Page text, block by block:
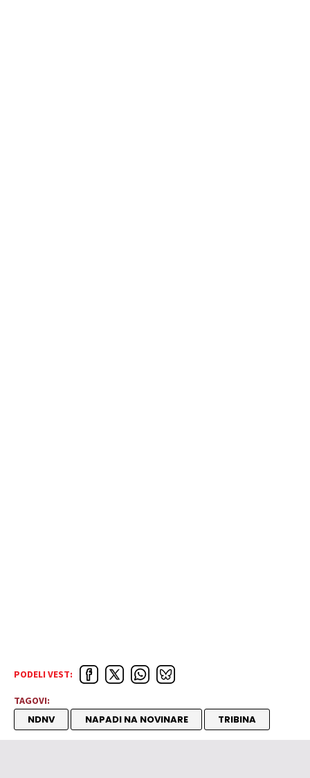
PODELI VEST:
TAGOVI:
NDNV NAPADI NA NOVINARE TRIBINA